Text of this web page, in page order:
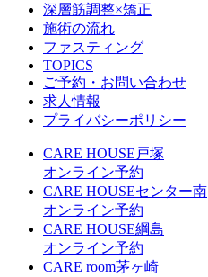
深層筋調整×矯正
施術の流れ
ファスティング
TOPICS
ご予約・お問い合わせ
求人情報
プライバシーポリシー
CARE HOUSE戸塚
オンライン予約
CARE HOUSEセンター南
オンライン予約
CARE HOUSE綱島
オンライン予約
CARE room茅ヶ崎